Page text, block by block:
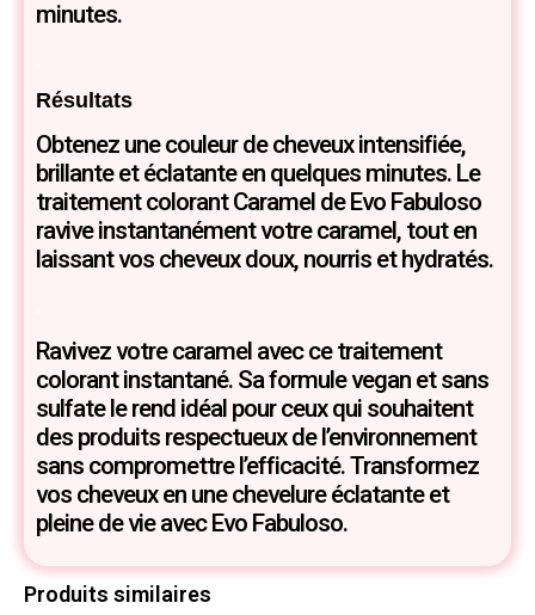
minutes.
Résultats
Obtenez une couleur de cheveux intensifiée,
brillante et éclatante en quelques minutes. Le
traitement colorant Caramel de Evo Fabuloso
ravive instantanément votre caramel, tout en
laissant vos cheveux doux, nourris et hydratés.
Ravivez votre caramel avec ce traitement
colorant instantané. Sa formule vegan et sans
sulfate le rend idéal pour ceux qui souhaitent
des produits respectueux de l’environnement
sans compromettre l’efficacité. Transformez
vos cheveux en une chevelure éclatante et
pleine de vie avec Evo Fabuloso.
Produits similaires